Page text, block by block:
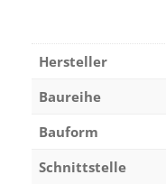
Hersteller
Baureihe
Bauform
Schnittstelle